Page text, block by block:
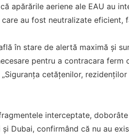
apărările aeriene ale EAU au
au fost neutralizate eficient,
în stare de alertă maximă și
pentru a contracara ferm
cetățenilor,
interceptate,
Dubai, confirmând că nu au